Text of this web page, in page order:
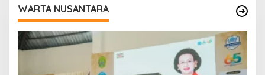
WARTA NUSANTARA